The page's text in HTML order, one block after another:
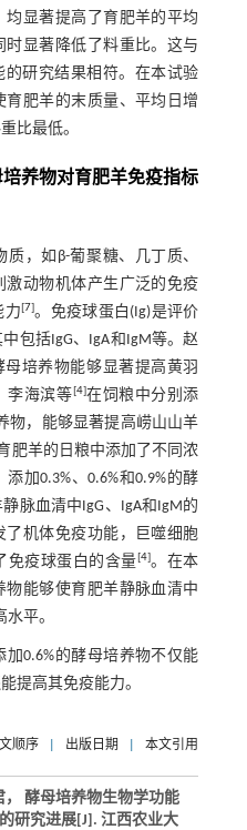
显著提高了育肥羊的平均
时显著降低了料重比。这与
研究结果相符。在本试验
育肥羊的末质量、平均日增
比最低。
养物对育肥羊免疫指标
，如β-葡聚糖、几丁质、
动物机体产生广泛的免疫
力[7]。免疫球蛋白(Ig)是评价
包括IgG、IgA和IgM等。赵
母培养物能够显著提高黄羽
李海滨等[4]在饲粮中分别添
物，能够显著提高崂山山羊
肥羊的日粮中添加了不同浓
加0.3%、0.6%和0.9%的酵
脉血清中IgG、IgA和IgM的
机体免疫功能，巨噬细胞
免疫球蛋白的含量[4]。在本
物能够使育肥羊静脉血清中
平。
0.6%的酵母培养物不仅能
提高其免疫能力。
顺序 出版日期 本文引用
酵母培养物生物学功能
研究进展[J]. 江西农业大